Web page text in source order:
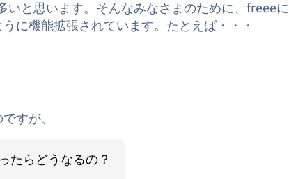
と思います。そんなみなさまのために、freeeに
に機能拡張されています。たとえば・・・
すが、
たらどうなるの？